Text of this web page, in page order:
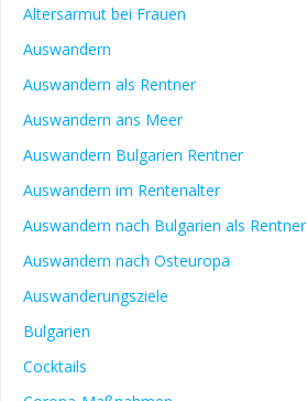
Altersarmut bei Frauen
Auswandern
Auswandern als Rentner
Auswandern ans Meer
Auswandern Bulgarien Rentner
Auswandern im Rentenalter
Auswandern nach Bulgarien als Rentner
Auswandern nach Osteuropa
Auswanderungsziele
Bulgarien
Cocktails